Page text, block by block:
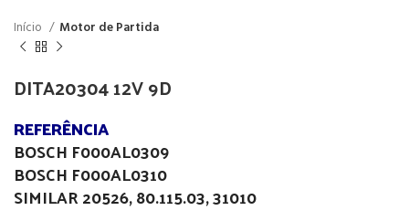
Início Motor de Partida
DITA20304 12V 9D
REFERÊNCIA
BOSCH F000AL0309
BOSCH F000AL0310
SIMILAR 20526, 80.115.03, 31010